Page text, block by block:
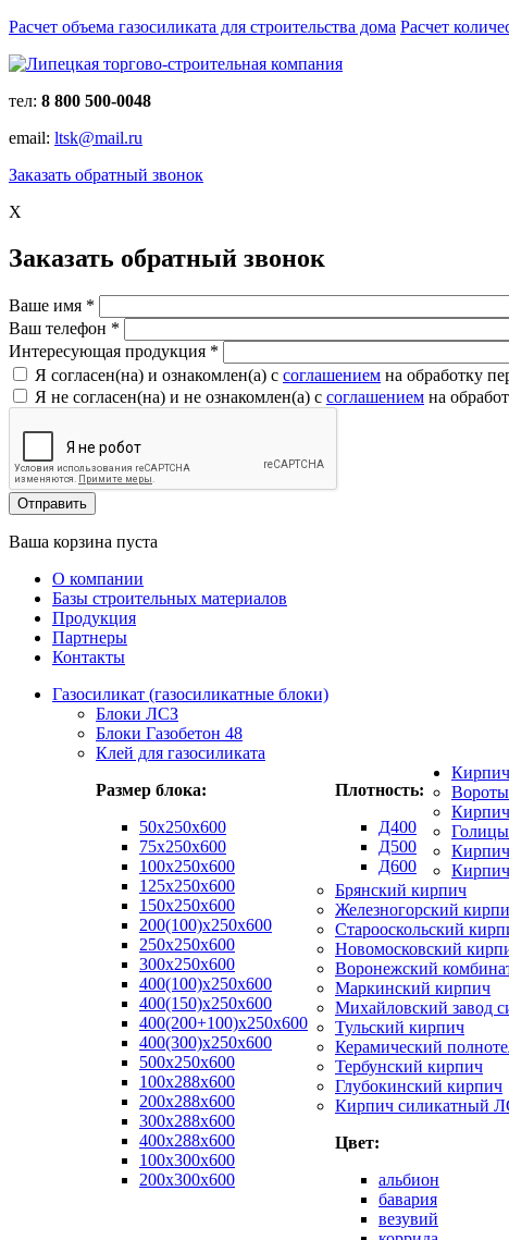
Расчет объема газосиликата для строительства дома Расчет
тел: 8 800 500-0048
email: ltsk@mail.ru
Заказать обратный звонок
X
Заказать обратный звонок
Ваше имя *
Ваш телефон *
Интересующая продукция *
Я согласен(на) и ознакомлен(a) с соглашением на обработку
Я не согласен(на) и не ознакомлен(a) с соглашением на
Ваша корзина пуста
О компании
Базы строительных материалов
Продукция
Партнеры
Контакты
Газосиликат (газосиликатные блоки)
Блоки ЛСЗ
Блоки Газобетон 48
Клей для газосиликата
Размер блока:
50х250х600
75x250x600
100x250x600
125x250x600
150x250x600
200(100)x250x600
250x250x600
300x250x600
400(100)x250x600
400(150)x250x600
400(200+100)x250x600
400(300)x250x600
500x250x600
100x288x600
200x288x600
300x288x600
400x288x600
100х300х600
200х300х600
Плотность:
Д400
Д500
Д600
Брянский кирпич
Железногорский
Старооскольский
Новомосковский
Воронежский
Маркинский кирпич
Михайловский завод
Тульский кирпич
Керамический
Тербунский кирпич
Глубокинский кирпич
Кирпич силикатный
Цвет:
альбион
бавария
везувий